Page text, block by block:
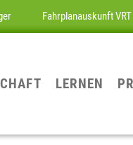
Fahrplanauskunft VRT
LERNEN